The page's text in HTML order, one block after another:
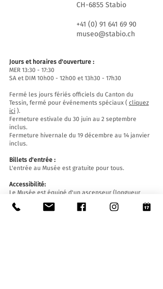
CH-6855 Stabio
+41 (0) 91 641 69 90
museo@stabio.ch
Jours et horaires d'ouverture :
MER 13:30 - 17:30
SA et DIM 10h00 - 12h00 et 13h30 - 17h30
Fermé les jours fériés officiels du Canton du
Tessin, fermé pour événements spéciaux ( cliquez
ici ).
Fermeture estivale du 30 juin au 2 septembre
inclus.
Fermeture hivernale du 19 décembre au 14 janvier
inclus.
Billets d'entrée :
L'entrée au Musée est gratuite pour tous.
Accessibilité:
Le Musée est équipé d'un ascenseur (longueur
140 cm, largeur de porte 90 cm, largeur intérieure
110) et d'une rampe d'accès et est accessible aux